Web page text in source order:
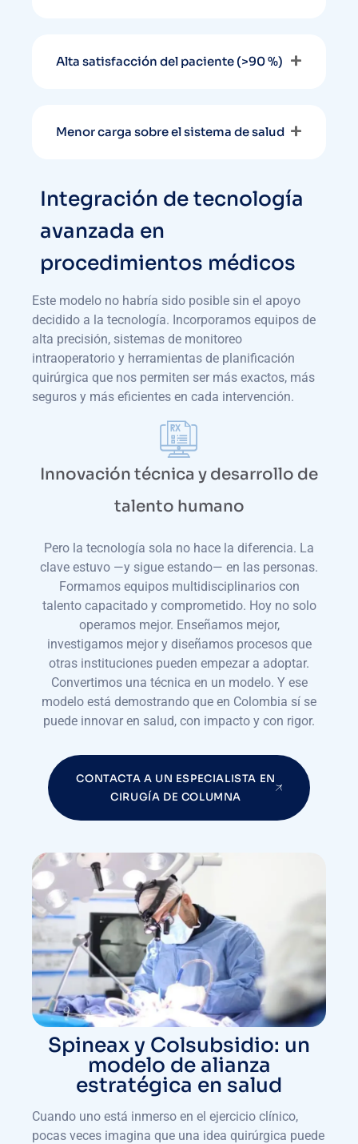
Alta satisfacción del paciente (>90 %)
Menor carga sobre el sistema de salud
Integración de tecnología
avanzada en
procedimientos médicos
Este modelo no habría sido posible sin el apoyo
decidido a la tecnología. Incorporamos equipos de
alta precisión, sistemas de monitoreo
intraoperatorio y herramientas de planificación
quirúrgica que nos permiten ser más exactos, más
seguros y más eficientes en cada intervención.
Innovación técnica y desarrollo de
talento humano
Pero la tecnología sola no hace la diferencia. La
clave estuvo —y sigue estando— en las personas.
Formamos equipos multidisciplinarios con
talento capacitado y comprometido. Hoy no solo
operamos mejor. Enseñamos mejor,
investigamos mejor y diseñamos procesos que
otras instituciones pueden empezar a adoptar.
Convertimos una técnica en un modelo. Y ese
modelo está demostrando que en Colombia sí se
puede innovar en salud, con impacto y con rigor.
CONTACTA A UN ESPECIALISTA EN
CIRUGÍA DE COLUMNA
Spineax y Colsubsidio: un
modelo de alianza
estratégica en salud
Cuando uno está inmerso en el ejercicio clínico,
pocas veces imagina que una idea quirúrgica puede